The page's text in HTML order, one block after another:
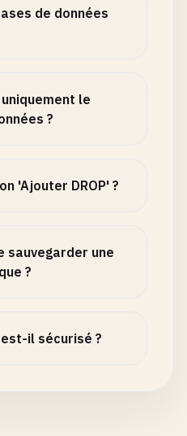
de données
le
?
'Ajouter DROP' ?
sauvegarder une
?
il sécurisé ?